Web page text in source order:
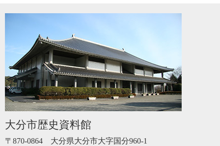
大分市歴史資料館
〒870-0864 大分県大分市大字国分960-1